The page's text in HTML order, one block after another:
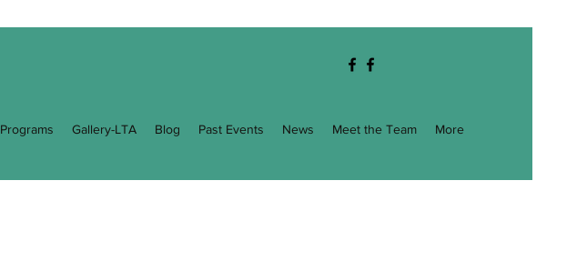
Programs Gallery-LTA Blog Past Events News Meet the Team More